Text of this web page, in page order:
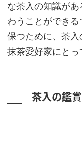
な茶入の知識が
わうことができ
保つために、茶入
抹茶愛好家にとっ
茶入の鑑